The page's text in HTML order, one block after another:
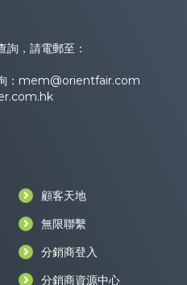
，請電郵至：
： mem@orientfair.com
顧客天地
無限聯繫
分銷商登入
分銷商資源中心